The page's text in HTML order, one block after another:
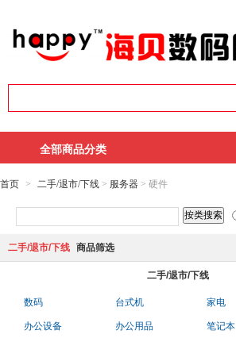
全部商品分类
首页 > 二手/退市/下线 > 服务器 > 硬件
二手/退市/下线 商品筛选
二手/退市/下线
数码 台式机 家电
办公设备 办公用品 笔记本